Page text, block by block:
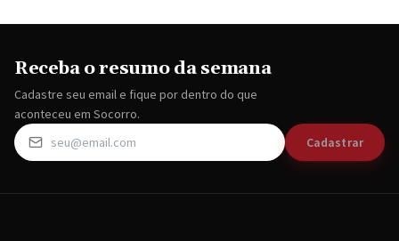
Receba o resumo da semana
Cadastre seu email e fique por dentro do que
aconteceu em Socorro.
Cadastrar